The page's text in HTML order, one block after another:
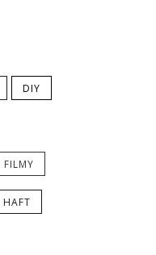
DIY
FILMY
HAFT